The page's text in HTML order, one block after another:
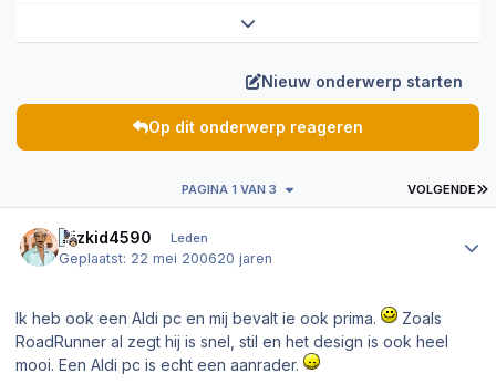
Expand topic overview
Nieuw onderwerp starten
Op dit onderwerp reageren
VOLGENDE
PAGINA 1 VAN 3
wizkid4590 Leden
Geplaatst: 22 mei 200620 jaren
Ik heb ook een Aldi pc en mij bevalt ie ook prima.
Zoals
RoadRunner al zegt hij is snel, stil en het design is ook heel
mooi. Een Aldi pc is echt een aanrader.